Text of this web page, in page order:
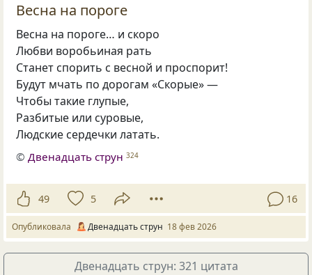
Весна на пороге
Весна на пороге… и скоро
Любви воробьиная рать
Станет спорить с весной и проспорит!
Будут мчать по дорогам «Скорые» —
Чтобы такие глупые,
Разбитые или суровые,
Людские сердечки латать.
©Двенадцать струн 324
49 5 16
Опубликовала Двенадцать струн 18 фев 2026
Двенадцать струн: 321 цитата